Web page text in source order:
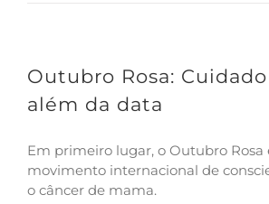
Outubro Rosa:
além da data
Em primeiro lugar, o Outubro Rosa
movimento internacional de
o câncer de mama.